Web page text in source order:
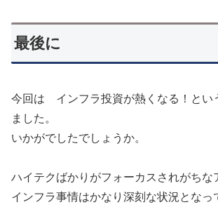
最後に
今回は インフラ投資が熱くなる！とい
ました。
いかがでしたでしょうか。
ハイテクばかりがフォーカスされがちな
インフラ事情はかなり深刻な状況となっ